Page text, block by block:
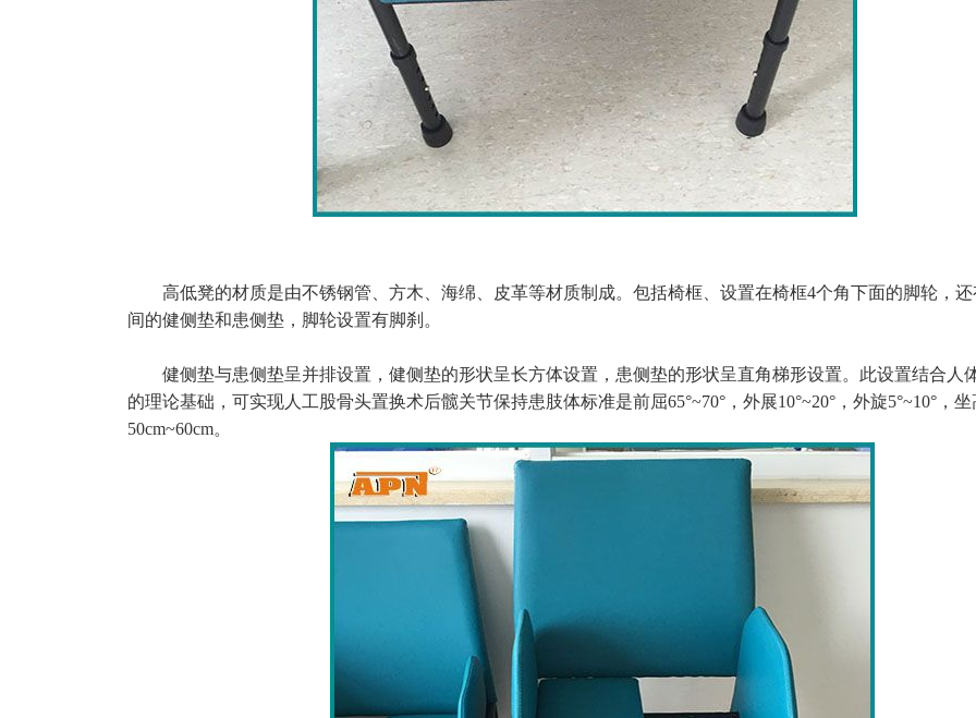
高低凳的材质是由不锈钢管、方木、海绵、皮革等材质制成。包括椅框、设置在椅框4个角下面的脚轮，
间的健侧垫和患侧垫，脚轮设置有脚刹。
健侧垫与患侧垫呈并排设置，健侧垫的形状呈长方体设置，患侧垫的形状呈直角梯形设置。此设置结合人
的理论基础，可实现人工股骨头置换术后髋关节保持患肢体标准是前屈65°~70°，外展10°~20°，外旋5°~10°，坐
50cm~60cm。